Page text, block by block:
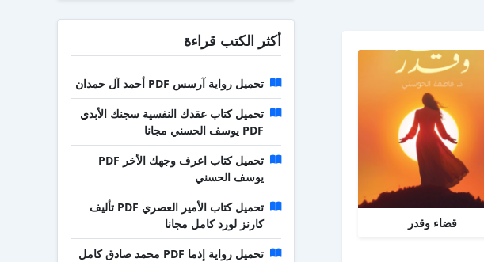
قضاء وقدر
أكثر الكتب قراءة
تحميل رواية آرسس PDF أحمد آل حمدان
تحميل كتاب عقدك النفسية سجنك الأبدي
PDF يوسف الحسني مجانا
تحميل كتاب اعرف وجهك الأخر PDF
يوسف الحسني
تحميل كتاب الأمير العصري PDF تأليف
كارنز لورد كامل مجانا
تحميل رواية إذما PDF محمد صادق كامل